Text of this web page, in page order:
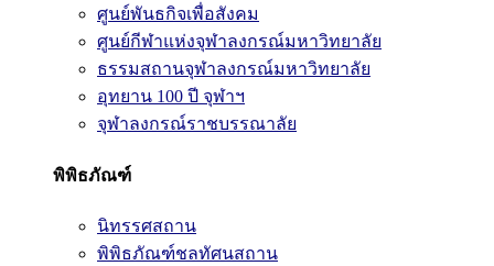
ศูนย์พันธกิจเพื่อสังคม
ศูนย์กีฬาแห่งจุฬาลงกรณ์มหาวิทยาลัย
ธรรมสถานจุฬาลงกรณ์มหาวิทยาลัย
อุทยาน 100 ปี จุฬาฯ
จุฬาลงกรณ์ราชบรรณาลัย
พิพิธภัณฑ์
นิทรรศสถาน
พิพิธภัณฑ์ชลทัศนสถาน